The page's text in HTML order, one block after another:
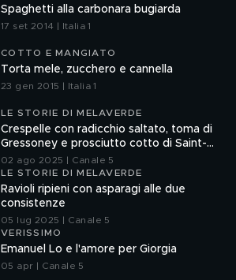
Spaghetti alla carbonara bugiarda
17 set 2014 | Italia 1
COTTO E MANGIATO
Torta mele, zucchero e cannella
23 gen 2015 | Italia 1
LE STORIE DI MELAVERDE
Crespelle con radicchio saltato, toma di
Gressoney e prosciutto cotto di Saint-
Oyen
02 ago 2025 | Canale 5
LE STORIE DI MELAVERDE
Ravioli ripieni con asparagi alle due
consistenze
05 lug 2025 | Canale 5
VERISSIMO
Emanuel Lo e l'amore per Giorgia
05 apr | Canale 5